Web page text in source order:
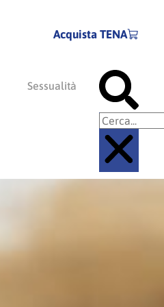
Acquista TENA
Sessualità
Cerca